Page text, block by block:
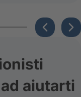
aiutarti